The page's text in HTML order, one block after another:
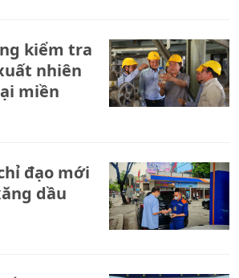
kiểm tra
nhiên
miền
đạo mới
dầu